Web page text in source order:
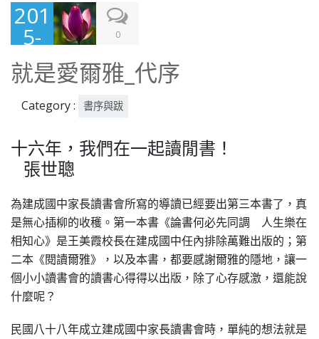
201
5-
08-
19
0
就是愛爾雅_代序
Category : 書序與跋
十六年，我們在一起讀閒書！
張世聰
為建成國中家長讀書會所寫的導讀已經要出第三本書了，真
是無心插柳的收穫。第一本書《論書何必先同調 人生樂在
相知心》是王美霞校長在建成國中任內排除萬難出版的；第
二本《閱讀爾雅》，以及本書，都要感謝爾雅的隱地，讓一
個小小讀書會的讀書心得得以出版，除了心存感激，還能說
什麼呢？
民國八十八年成立建成國中家長讀書會時，單純的想法就是